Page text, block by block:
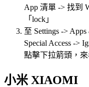
App 清單 -> 找到
「lock」
至 Settings ->
Special Access ->
點擊下拉箭頭，
小米 XIAOMI